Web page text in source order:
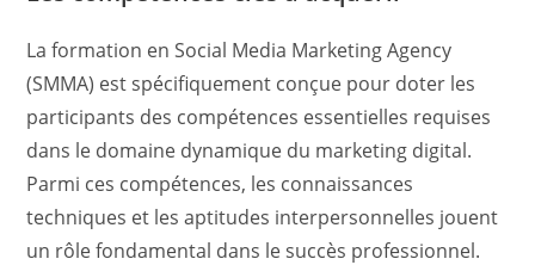
La formation en Social Media Marketing Agency
(SMMA) est spécifiquement conçue pour doter les
participants des compétences essentielles requises
dans le domaine dynamique du marketing digital.
Parmi ces compétences, les connaissances
techniques et les aptitudes interpersonnelles jouent
un rôle fondamental dans le succès professionnel.